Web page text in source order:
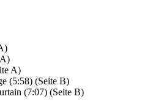
A)
(5:58) (Seite B)
(7:07) (Seite B)